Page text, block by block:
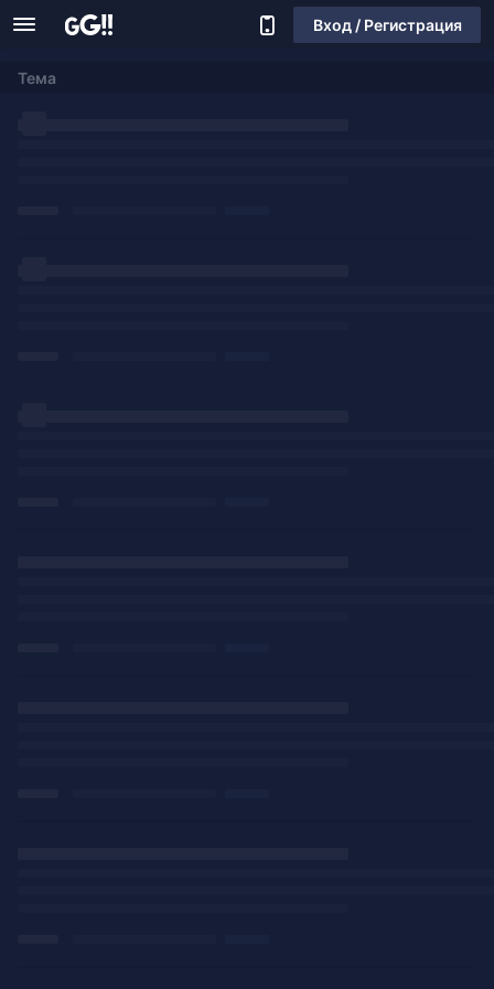
Вход / Регистрация
Тема